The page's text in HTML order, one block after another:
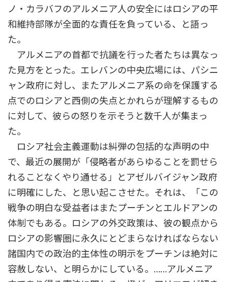
ノ・カラバフのアルメニア人の安全にはロシアの平
和維持部隊が全面的な責任を負っている、と語っ
た。
アルメニアの首都で抗議を行った者たちは異なっ
た見方をとった。エレバンの中央広場には、パシニ
ャン政府に対し、またアルメニア系の命を保護する
点でのロシアと西側の失点とかれらが理解するもの
に対して、彼らの怒りを示そうと数千人が集まっ
た。
ロシア社会主義運動は糾弾の包括的な声明の中
で、最近の展開が「侵略者があらゆることを罰せら
れることなくやり通せる」とアゼルバイジャン政府
に明確にした、と思い起こさせた。それは、「この
戦争の明白な受益者はまたプーチンとエルドアンの
体制でもある。ロシアの外交政策は、彼の観点から
ロシアの影響圏に永久にとどまらなければならない
諸国内での政治的主体性の明示をプーチンは絶対に
容赦しない、と明らかにしている。……アルメニア